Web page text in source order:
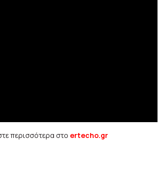
περισσότερα στο ertecho.gr